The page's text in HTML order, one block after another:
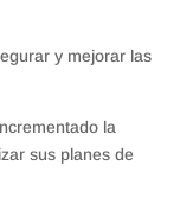
y mejorar las
la
sus planes de